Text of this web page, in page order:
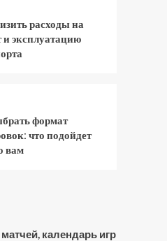
расходы на
и эксплуатацию
формат
что подойдет
вам
календарь игр